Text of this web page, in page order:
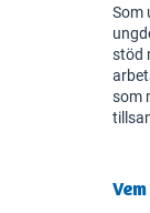
Som
stöd
som